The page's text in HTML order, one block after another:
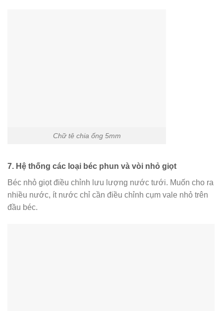
Chữ tê chia ống 5mm
7. Hệ thống các loại béc phun và vòi nhỏ giọt
Béc nhỏ giọt điều chỉnh lưu lượng nước tưới. Muốn cho ra
nhiều nước, ít nước chỉ cần điều chỉnh cụm vale nhỏ trên
đầu béc.